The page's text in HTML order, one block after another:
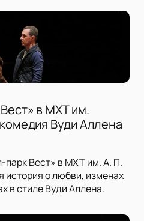
в МХТ им.
Вуди Аллена
парк Вест» в МХТ им. А. П.
история о любви, изменах
в стиле Вуди Аллена.